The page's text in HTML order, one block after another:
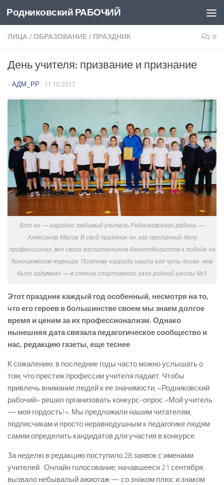
Перейти к содержимому
Родниковский РАБОЧИЙ
ЛИЦА/ОБРАЗОВАНИЕ/ ПРАЗДНИК 0
День учителя: призвание и признание
- АДМ_РР · 11.10.2017
Вот он — народно любимый учитель Родниковского района —
Александр Масов. В свой праздник он, как преданный делу
профессионал, вел своих воспитанников-баскетболистов к победе на
Кинешемском турнире. Поэтому награда нашла его чуть позже, чем
было задумано — в стенах спортивного зала родной школы №3.
Этот праздник каждый год особенный, несмотря на то,
что его героев в большинстве своем мы знаем долгое
время и ценим за их профессионализм. Однако
нынешняя дата связала педагогическое сообщество и
нас, редакцию газеты, еще теснее
К сожалению, в последние годы часто можно услышать о
том, что престиж профессии учителя падает. Чтобы
привлечь внимание людей к ее значимости, «Родниковский
рабочий» решил организовать конкурс-опрос «Мой учитель
— моя гордость!». Мы предложили нашим читателям,
подписчикам и просто неравнодушным к педагогике людям
самим определить кандидатов для участия в конкурсе.
За неделю в редакцию поступило 28 заявок с именами
учителей. Онлайн голосование, начавшееся 21 сентября,
вызвало небывалый ажиотаж — со знаком плюс и знаком